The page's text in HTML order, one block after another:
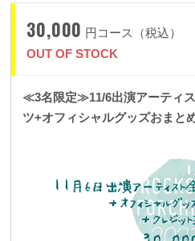
30,000 円コース（税込）
OUT OF STOCK
≪3名限定≫11/6出演アーティ
ツ+オフィシャルグッズおまと